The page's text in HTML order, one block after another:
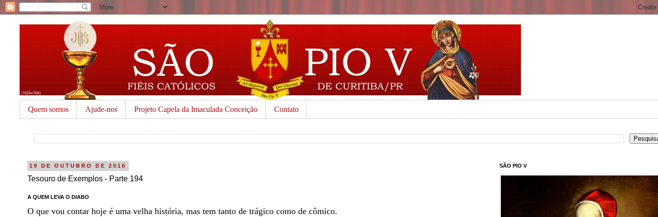
Quem somos Ajude-nos Projeto Capela da Imaculada Conceição Contato
19 DE OUTUBRO DE 2016
Tesouro de Exemplos - Parte 194
A QUEM LEVA O DIABO
O que vou contar hoje é uma velha história, mas tem tanto de trágico como de cômico.
SÃO PIO V